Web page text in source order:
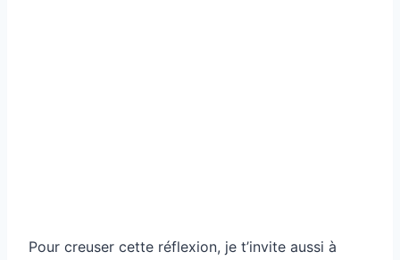
Pour creuser cette réflexion, je t’invite aussi à